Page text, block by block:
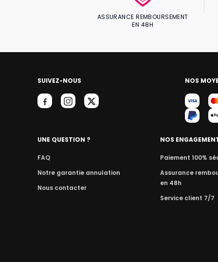
ASSURANCE REMBOURSEMENT
EN 48H
SUIVEZ-NOUS NOS
UNE QUESTION ?
FAQ
Notre garantie annulation
Nous contacter
NOS
Paiement 100%
Assurance
en 48h
Service client 7/7